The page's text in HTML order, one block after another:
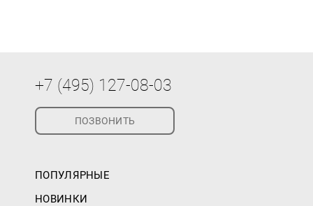
+7 (495) 127-08-03
ПОЗВОНИТЬ
ПОПУЛЯРНЫЕ
НОВИНКИ